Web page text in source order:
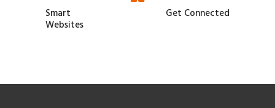
Smart
Websites
Get Connected